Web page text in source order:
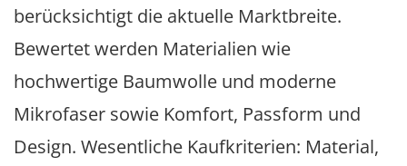
berücksichtigt die aktuelle Marktbreite.
Bewertet werden Materialien wie
hochwertige Baumwolle und moderne
Mikrofaser sowie Komfort, Passform und
Design. Wesentliche Kaufkriterien: Material,